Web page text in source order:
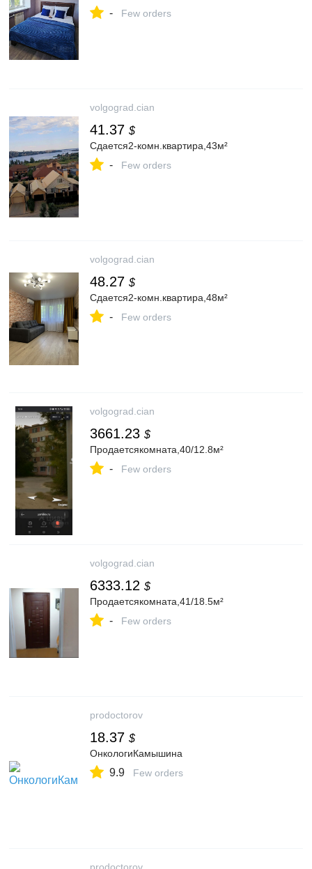
- Few orders
volgograd.cian
41.37 $
Сдается2-комн.квартира,43м²
- Few orders
volgograd.cian
48.27 $
Сдается2-комн.квартира,48м²
- Few orders
volgograd.cian
3661.23 $
Продаетсякомната,40/12.8м²
- Few orders
volgograd.cian
6333.12 $
Продаетсякомната,41/18.5м²
- Few orders
prodoctorov
18.37 $
ОнкологиКамышина
9.9 Few orders